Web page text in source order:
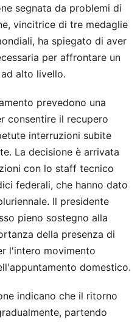
segnata da problemi di
vincitrice di tre medaglie
ha spiegato di aver
per affrontare un
alto livello.
prevedono una
consentire il recupero
interruzioni subite
La decisione è arrivata
con lo staff tecnico
federali, che hanno dato
Il presidente
pieno sostegno alla
della presenza di
l'intero movimento
domestico.
indicano che il ritorno
partendo